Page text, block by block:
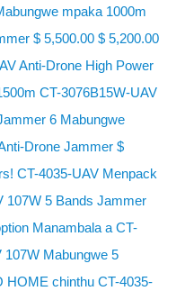
mpaka 1000m
$ 5,500.00 $ 5,200.00
Anti-Drone High Power
CT-3076B15W-UAV
6 Mabungwe
Drone Jammer $
CT-4035-UAV Menpack
107W 5 Bands Jammer
Manambala a CT-
107W Mabungwe 5
HOME chinthu CT-4035-